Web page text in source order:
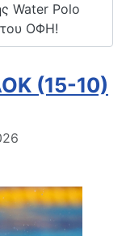
Water Polo
του ΟΦΗ!
(15-10)